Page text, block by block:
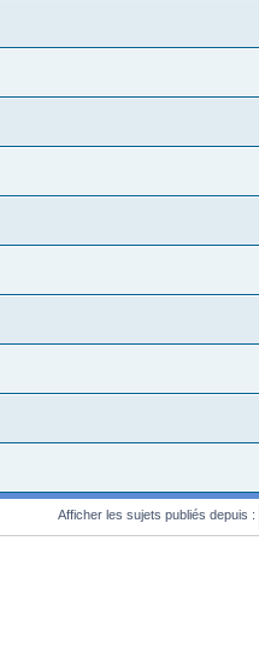
Afficher les sujets publiés depuis :